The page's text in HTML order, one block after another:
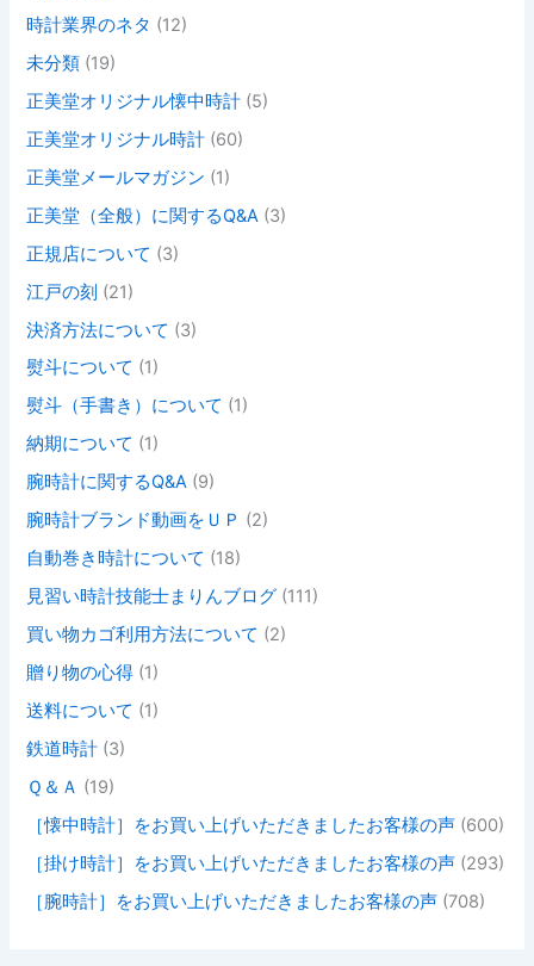
時計業界のネタ (12)
未分類 (19)
正美堂オリジナル懐中時計 (5)
正美堂オリジナル時計 (60)
正美堂メールマガジン (1)
正美堂（全般）に関するQ&A (3)
正規店について (3)
江戸の刻 (21)
決済方法について (3)
熨斗について (1)
熨斗（手書き）について (1)
納期について (1)
腕時計に関するQ&A (9)
腕時計ブランド動画をＵＰ (2)
自動巻き時計について (18)
見習い時計技能士まりんブログ (111)
買い物カゴ利用方法について (2)
贈り物の心得 (1)
送料について (1)
鉄道時計 (3)
Ｑ＆Ａ (19)
［懐中時計］をお買い上げいただきましたお客様の声 (600)
［掛け時計］をお買い上げいただきましたお客様の声 (293)
［腕時計］をお買い上げいただきましたお客様の声 (708)